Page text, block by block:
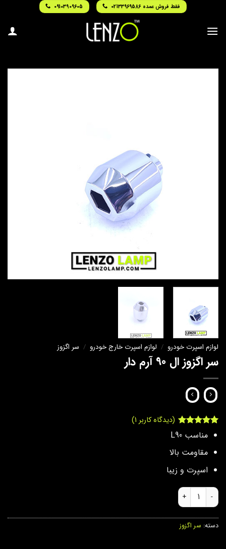
content
فقط فروش عمده 02133969586 09103909605
لوازم اسپرت خودرو / لوازم اسپرت خارج خودرو / سر اگزوز
سر اگزوز ال 90 آرم دار
امتیاز
مشتری
(دیدگاه کاربر 1
)
مناسب L90
مقاومت بالا
اسپرت و زیبا
سر اگزوز ال 90 آرم دار عدد
دسته: سر اگزوز